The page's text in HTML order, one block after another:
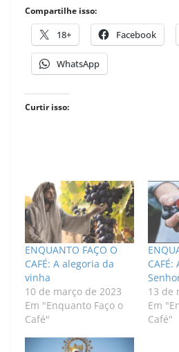
Compartilhe isso:
18+ Facebook
WhatsApp
Curtir isso:
ENQUANTO FAÇO O
CAFÉ: A alegoria da
vinha
10 de março de 2023
Em "Enquanto Faço o
Café"
13 de
Em
Café"